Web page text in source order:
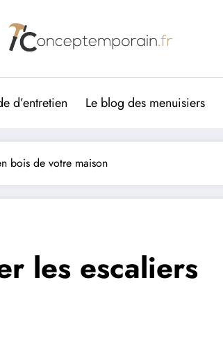
d’entretien Le blog des menuisiers
bois de votre maison
les escaliers